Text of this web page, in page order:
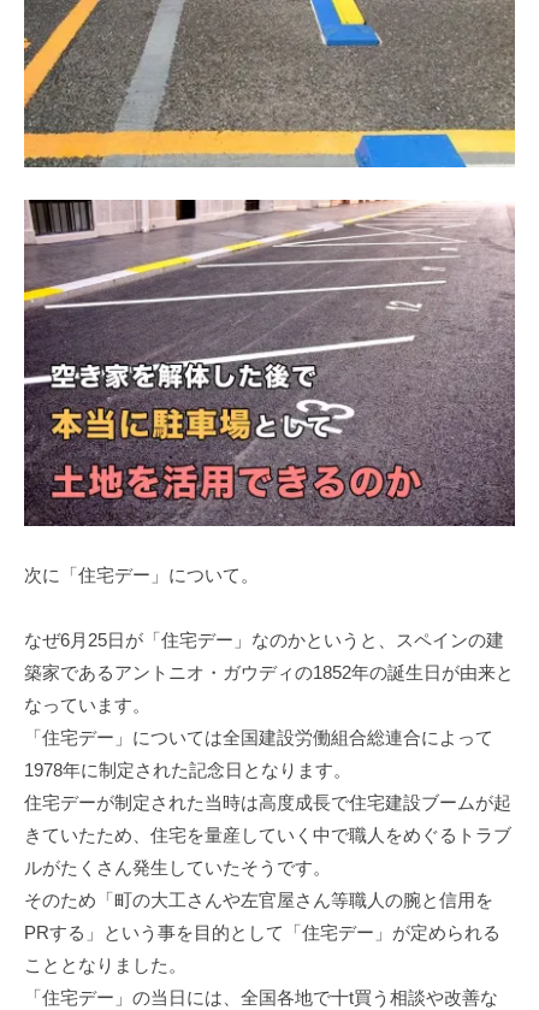
次に「住宅デー」について。
なぜ6月25日が「住宅デー」なのかというと、スペインの建
築家であるアントニオ・ガウディの1852年の誕生日が由来と
なっています。
「住宅デー」については全国建設労働組合総連合によって
1978年に制定された記念日となります。
住宅デーが制定された当時は高度成長で住宅建設ブームが起
きていたため、住宅を量産していく中で職人をめぐるトラブ
ルがたくさん発生していたそうです。
そのため「町の大工さんや左官屋さん等職人の腕と信用を
PRする」という事を目的として「住宅デー」が定められる
こととなりました。
「住宅デー」の当日には、全国各地で十t買う相談や改善な